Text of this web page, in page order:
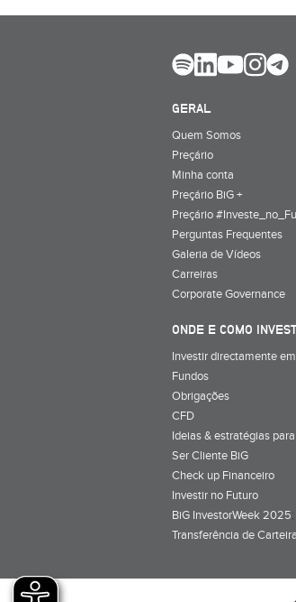
GERAL
Quem Somos
Preçário
Minha conta
Preçário BiG +
Preçário
Perguntas Frequentes
Galeria de Vídeos
Carreiras
Corporate Governance
ONDE E COMO
Investir directamente
Fundos
Obrigações
CFD
Ideias & estratégias
Ser Cliente BiG
Check up Financeiro
Investir no Futuro
BiG InvestorWeek 2025;
Transferência de